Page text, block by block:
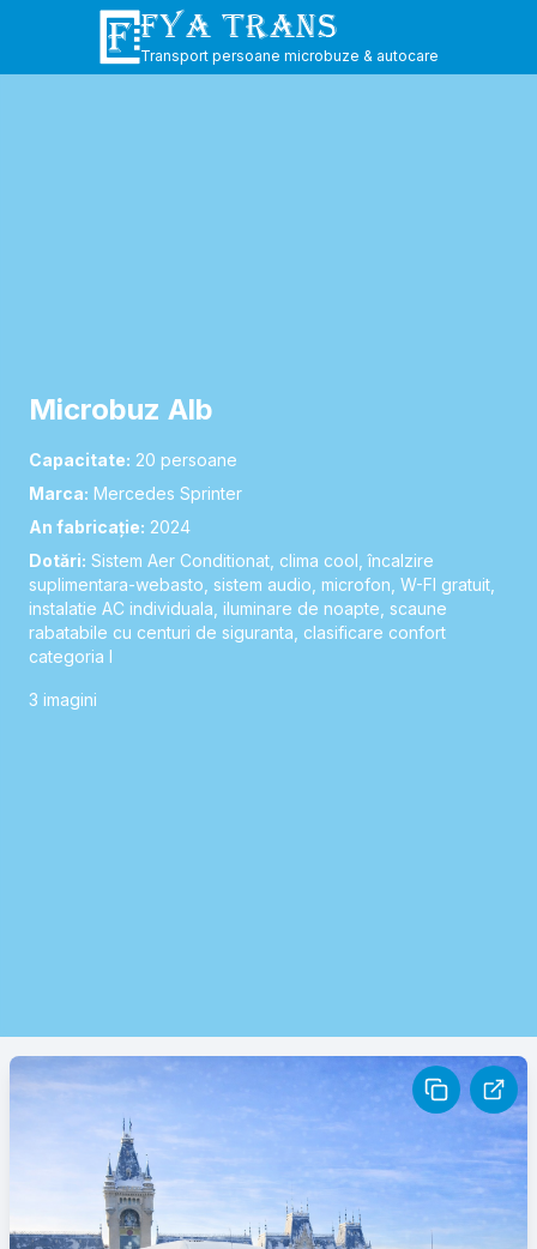
FYA TRANS
Transport persoane microbuze & autocare
Microbuz Alb
Capacitate: 20 persoane
Marca: Mercedes Sprinter
An fabricație: 2024
Dotări: Sistem Aer Conditionat, clima cool, încalzire
suplimentara-webasto, sistem audio, microfon, W-FI gratuit,
instalatie AC individuala, iluminare de noapte, scaune
rabatabile cu centuri de siguranta, clasificare confort
categoria I
3 imagini